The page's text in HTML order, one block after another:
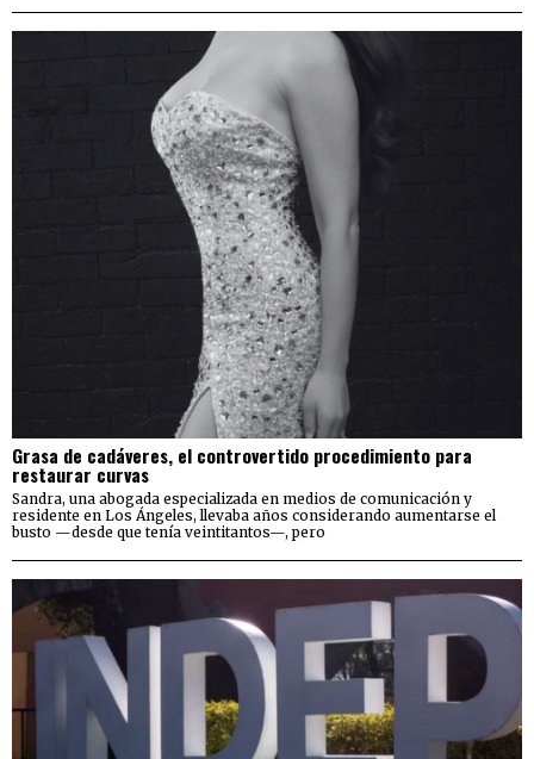
Grasa de cadáveres, el controvertido procedimiento para
restaurar curvas
Sandra, una abogada especializada en medios de comunicación y
residente en Los Ángeles, llevaba años considerando aumentarse el
busto —desde que tenía veintitantos—, pero